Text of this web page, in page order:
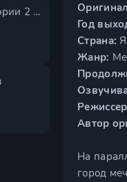
Год
Страна:
Жанр:
Автор
На
город
Сельскохозяйственные истории 2 сезон